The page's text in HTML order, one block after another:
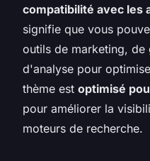
compatibilité avec les
signifie que vous
outils de marketing,
d'analyse pour
thème est optimisé
pour améliorer la
moteurs de recherche.